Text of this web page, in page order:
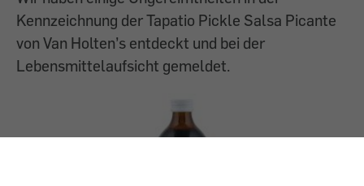
Kennzeichnung der Tapatio Pickle Salsa Picante
von Van Holten’s entdeckt und bei der
Lebensmittelaufsicht gemeldet.